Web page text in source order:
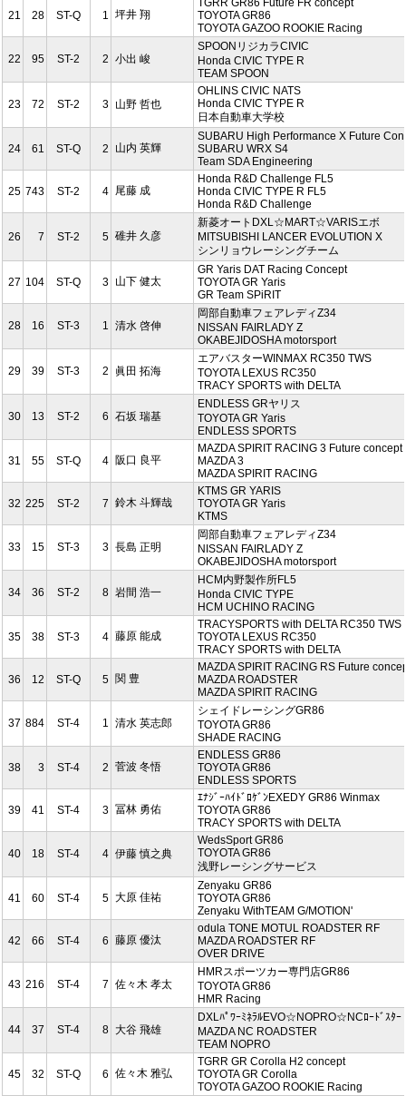
21 28 ST-Q 1 坪井 翔
TOYOTA GR86
TOYOTA GAZOO ROOKIE Racing
22 95 ST-2 2 小出 峻
SPOONリジカラCIVIC
Honda CIVIC TYPE R
TEAM SPOON
23 72 ST-2 3 山野 哲也
OHLINS CIVIC NATS
Honda CIVIC TYPE R
日本自動車大学校
24 61 ST-Q 2 山内 英輝
SUBARU High Performance X Future
SUBARU WRX S4
Team SDA Engineering
25 743 ST-2 4 尾藤 成
Honda R&D Challenge FL5
Honda CIVIC TYPE R FL5
Honda R&D Challenge
26 7 ST-2 5 碓井 久彦
新菱オートDXL☆MART☆VARISエボ
MITSUBISHI LANCER EVOLUTION X
シンリョウレーシングチーム
27 104 ST-Q 3 山下 健太
GR Yaris DAT Racing Concept
TOYOTA GR Yaris
GR Team SPiRIT
28 16 ST-3 1 清水 啓伸
岡部自動車フェアレディZ34
NISSAN FAIRLADY Z
OKABEJIDOSHA motorsport
29 39 ST-3 2 眞田 拓海
エアバスターWINMAX RC350 TWS
TOYOTA LEXUS RC350
TRACY SPORTS with DELTA
30 13 ST-2 6 石坂 瑞基
ENDLESS GRヤリス
TOYOTA GR Yaris
ENDLESS SPORTS
31 55 ST-Q 4 阪口 良平
MAZDA SPIRIT RACING 3 Future concept
MAZDA 3
MAZDA SPIRIT RACING
32 225 ST-2 7 鈴木 斗輝哉
KTMS GR YARIS
TOYOTA GR Yaris
KTMS
33 15 ST-3 3 長島 正明
岡部自動車フェアレディZ34
NISSAN FAIRLADY Z
OKABEJIDOSHA motorsport
34 36 ST-2 8 岩間 浩一
HCM内野製作所FL5
Honda CIVIC TYPE
HCM UCHINO RACING
35 38 ST-3 4 藤原 能成
TRACYSPORTS with DELTA RC350 TWS
TOYOTA LEXUS RC350
TRACY SPORTS with DELTA
36 12 ST-Q 5 関 豊
MAZDA SPIRIT RACING RS Future
MAZDA ROADSTER
MAZDA SPIRIT RACING
37 884 ST-4 1 清水 英志郎
シェイドレーシングGR86
TOYOTA GR86
SHADE RACING
38 3 ST-4 2 菅波 冬悟
ENDLESS GR86
TOYOTA GR86
ENDLESS SPORTS
39 41 ST-4 3 冨林 勇佑
ｴﾅｼﾞｰﾊｲﾄﾞﾛｹﾞﾝEXEDY GR86 Winmax
TOYOTA GR86
TRACY SPORTS with DELTA
40 18 ST-4 4 伊藤 慎之典
WedsSport GR86
TOYOTA GR86
浅野レーシングサービス
41 60 ST-4 5 大原 佳祐
Zenyaku GR86
TOYOTA GR86
Zenyaku WithTEAM G/MOTION'
42 66 ST-4 6 藤原 優汰
odula TONE MOTUL ROADSTER RF
MAZDA ROADSTER RF
OVER DRIVE
43 216 ST-4 7 佐々木 孝太
HMRスポーツカー専門店GR86
TOYOTA GR86
HMR Racing
44 37 ST-4 8 大谷 飛雄
DXLﾊﾟﾜｰﾐﾈﾗﾙEVO☆NOPRO☆NCﾛｰﾄﾞｽﾀｰ
MAZDA NC ROADSTER
TEAM NOPRO
45 32 ST-Q 6 佐々木 雅弘
TGRR GR Corolla H2 concept
TOYOTA GR Corolla
TOYOTA GAZOO ROOKIE Racing